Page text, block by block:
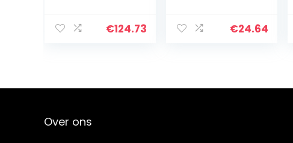
roestvrijstalen
€124.73
Barbecue
€24.64
Over ons